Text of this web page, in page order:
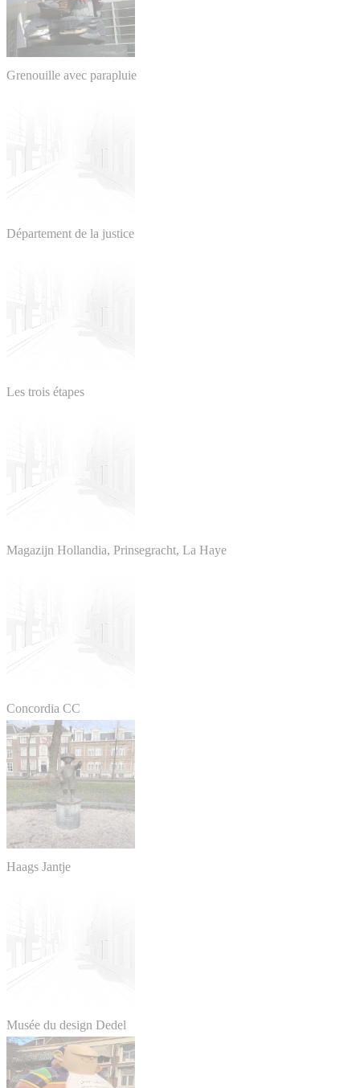
Grenouille avec parapluie
Département de la justice
Les trois étapes
Magazijn Hollandia, Prinsegracht, La Haye
Concordia CC
Haags Jantje
Musée du design Dedel